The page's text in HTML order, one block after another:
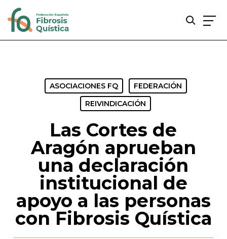
ASOCIACIONES FQ
FEDERACIÓN
REIVINDICACIÓN
Las Cortes de
Aragón aprueban
una declaración
institucional de
apoyo a las personas
con Fibrosis Quística